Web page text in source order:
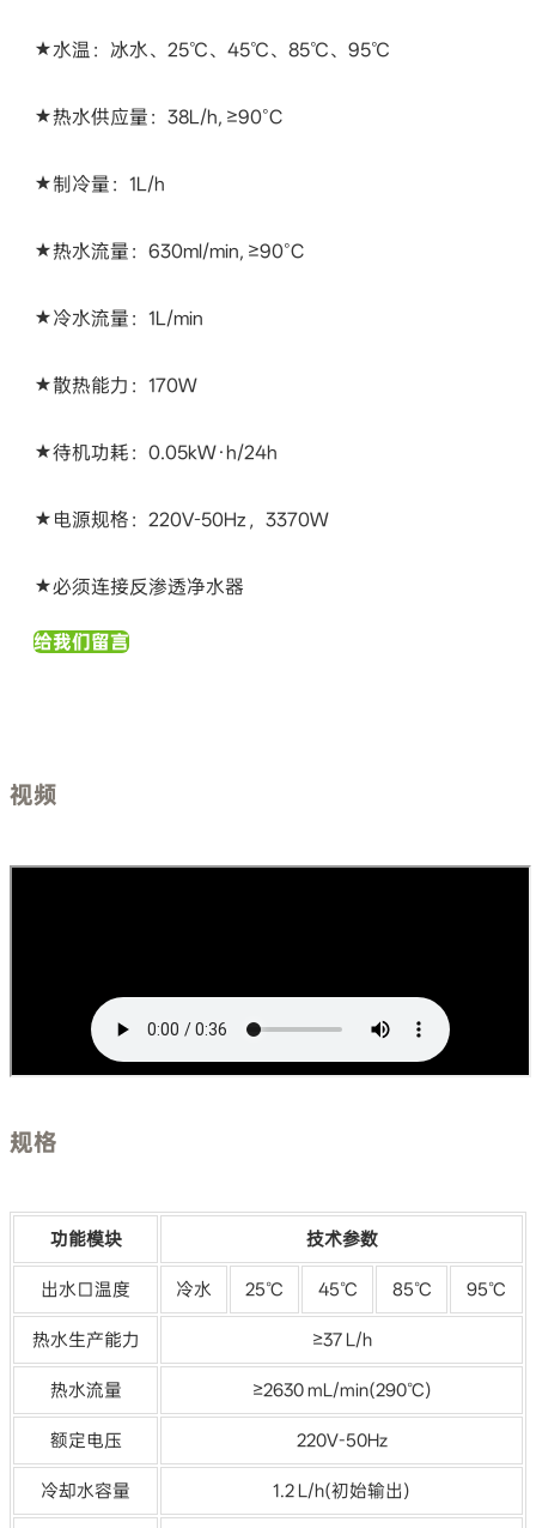
★水温：冰水、25℃、45℃、85℃、95℃
★热水供应量：38L/h, ≥90°C
★制冷量：1L/h
★热水流量：630ml/min, ≥90°C
★冷水流量：1L/min
★散热能力：170W
★待机功耗：0.05kW·h/24h
★电源规格：220V-50Hz，3370W
★必须连接反渗透净水器
给我们留言
视频
规格
功能模块 技术参数
出水口温度 冷水 25℃ 45℃ 85℃ 95℃
热水生产能力 ≥37 L/h
热水流量 ≥2630 mL/min(290℃)
额定电压 220V-50Hz
冷却水容量 1.2 L/h(初始输出)